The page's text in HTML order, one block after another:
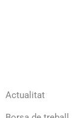
Actualitat